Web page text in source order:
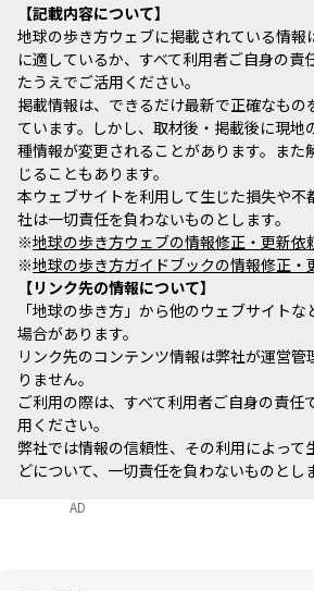
記載内容について
地球の歩き方ウェブに掲載されている情報
に適しているか、すべて利用者ご自身の責
たうえでご活用ください。
掲載情報は、できるだけ最新で正確なもの
ています。しかし、取材後・掲載後に現地
種情報が変更されることがあります。また
じることもあります。
本ウェブサイトを利用して生じた損失や不
社は一切責任を負わないものとします。
※地球の歩き方ウェブの情報修正・更新依
※地球の歩き方ガイドブックの情報修正・
リンク先の情報について
「地球の歩き方」から他のウェブサイト
場合があります。
リンク先のコンテンツ情報は弊社が運営管
りません。
ご利用の際は、すべて利用者ご自身の責任
用ください。
弊社では情報の信頼性、その利用によって
どについて、一切責任を負わないものとし
AD